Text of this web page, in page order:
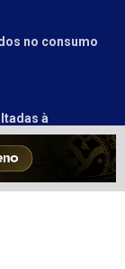
no consumo
à
em Autazes